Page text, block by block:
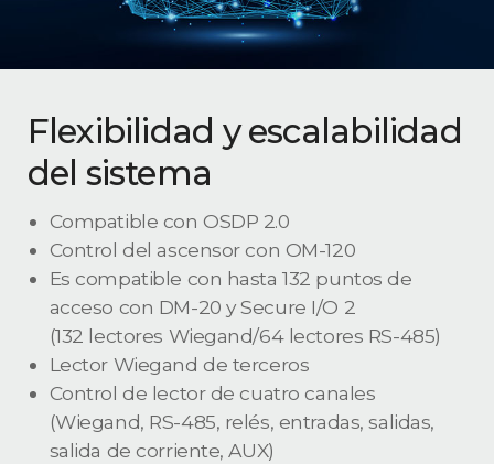
Flexibilidad y escalabilidad
del sistema
Compatible con OSDP 2.0
Control del ascensor con OM-120
Es compatible con hasta 132 puntos de
acceso con DM-20 y Secure I/O 2
(132 lectores Wiegand/64 lectores RS-485)
Lector Wiegand de terceros
Control de lector de cuatro canales
(Wiegand, RS-485, relés, entradas, salidas,
salida de corriente, AUX)